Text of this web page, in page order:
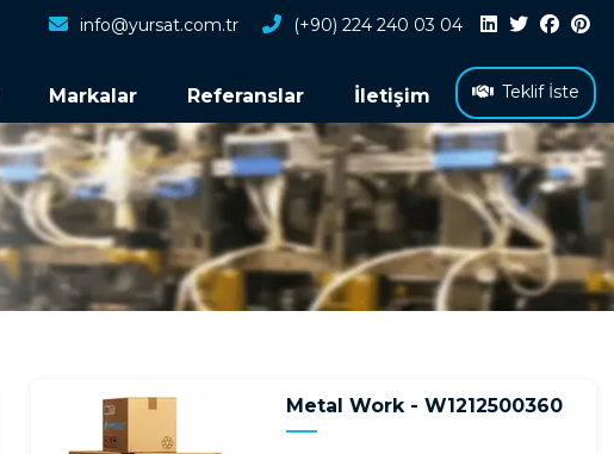
info@yursat.com.tr (+90) 224 240 03 04
Markalar Referanslar İletişim Teklif İste
Metal Work - W1212500360